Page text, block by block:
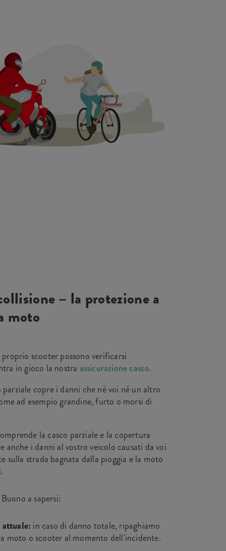
– la protezione a
moto
scooter possono verificarsi
in gioco la nostra assicurazione casco.
parziale copre i danni che né voi né un altro
ad esempio grandine, furto o morsi di
la casco parziale e la copertura
anche i danni al vostro veicolo causati da voi
sulla strada bagnata dalla pioggia e la moto
Buono a sapersi:
attuale: in caso di danno totale, ripaghiamo
moto o scooter al momento dell'incidente.